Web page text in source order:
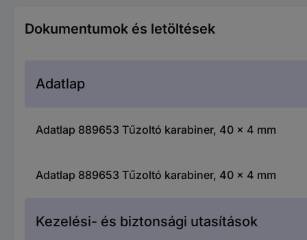
Dokumentumok és letöltések
Adatlap
Adatlap 889653 Tűzoltó karabiner, 40 x 4 mm
Adatlap 889653 Tűzoltó karabiner, 40 x 4 mm
Kezelési- és biztonsági utasítások